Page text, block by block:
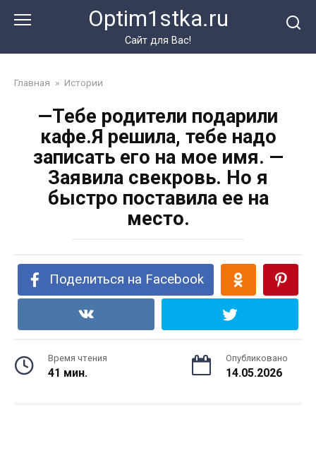
Optim1stka.ru
Сайт для Вас!
Главная » Истории
—Тебе родители подарили
кафе.Я решила, тебе надо
записать его на мое имя. —
Заявила свекровь. Но я
быстро поставила ее на
место.
Поделиться на Facebook
Время чтения
41 мин.
Опубликовано
14.05.2026